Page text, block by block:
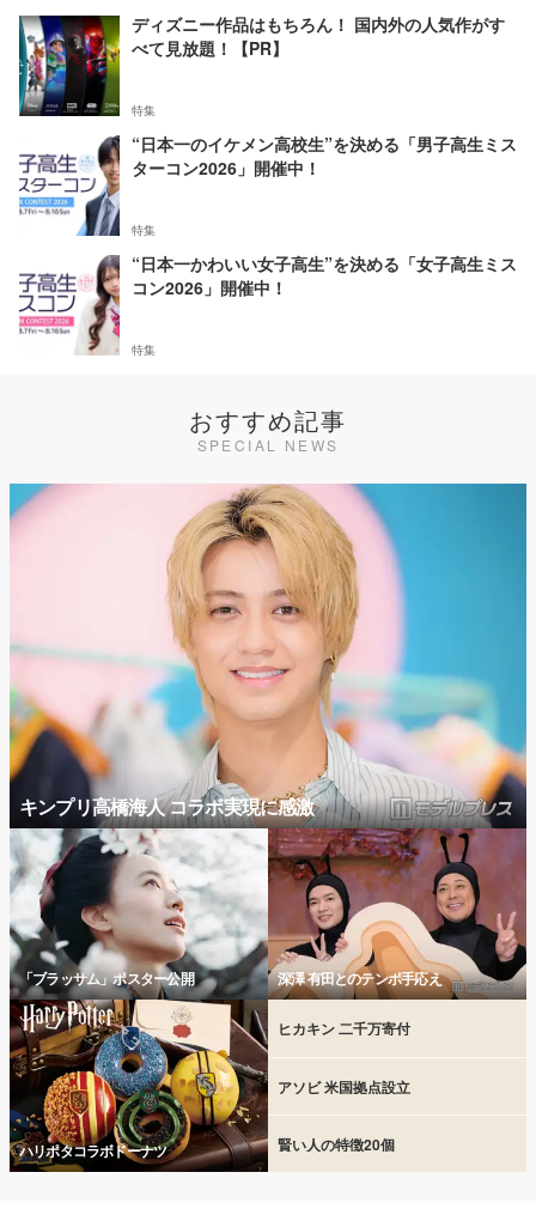
ディズニー作品はもちろん！ 国内外の人気作がす
べて見放題！【PR】
特集
“日本一のイケメン高校生”を決める「男子高生ミス
ターコン2026」開催中！
特集
“日本一かわいい女子高生”を決める「女子高生ミス
コン2026」開催中！
特集
おすすめ記事
SPECIAL NEWS
キンプリ高橋海人 コラボ実現に感激
「ブラッサム」ポスター公開 深澤 有田とのテンポ手応え
ハリポタコラボドーナツ
ヒカキン 二千万寄付
アソビ 米国拠点設立
賢い人の特徴20個